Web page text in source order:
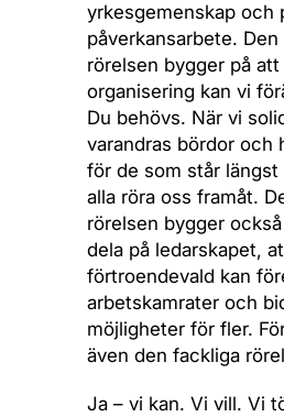
yrkesgemenskap och
påverkansarbete.
rörelsen bygger på att
organisering kan vi
Du behövs. När vi
varandras bördor och
för de som står längst
alla röra oss framåt.
rörelsen bygger
dela på ledarskapet,
förtroendevald kan
arbetskamrater och
möjligheter för fler.
även den fackliga
Ja – vi kan. Vi vill. Vi